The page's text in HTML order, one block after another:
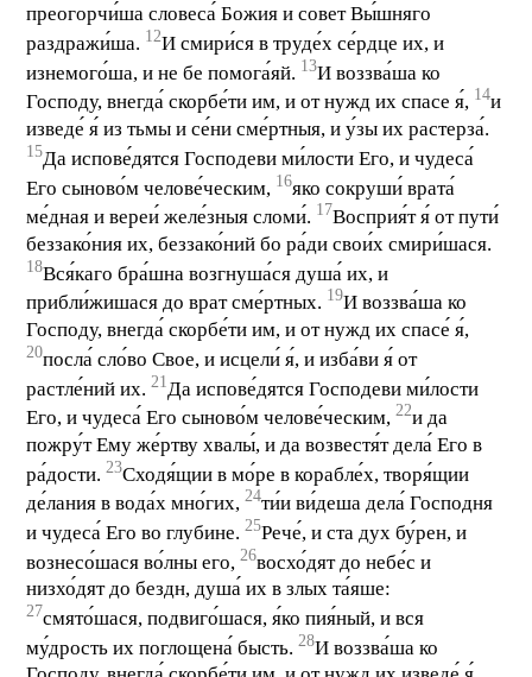
преогорчи́ша словеса́ Божия и совет Вы́шняго
раздражи́ша. 12И смири́ся в труде́х се́рдце их, и
изнемого́ша, и не бе помога́яй. 13И воззва́ша ко
Господу, внегда́ скорбе́ти им, и от нужд их спасе я́, 14и
изведе́ я́ из тьмы и се́ни сме́ртныя, и у́зы их растерза́.
15Да испове́дятся Господеви ми́лости Его, и чудеса́
Его сыново́м челове́ческим, 16яко сокруши́ врата́
ме́дная и вереи́ желе́зныя сломи́. 17Восприя́т я́ от пути́
беззако́ния их, беззако́ний бо ра́ди свои́х смири́шася.
18Вся́каго бра́шна возгнуша́ся душа́ их, и
прибли́жишася до врат сме́ртных. 19И воззва́ша ко
Господу, внегда́ скорбе́ти им, и от нужд их спасе́ я́,
20посла́ сло́во Свое, и исцели́ я́, и изба́ви я́ от
растле́ний их.21 Да испове́дятся Господеви ми́лости
Его, и чудеса́ Его сыново́м челове́ческим,22и да
пожру́т Ему же́ртву хвалы́, и да возвестя́т дела́ Его в
ра́дости.23Сходя́щии в мо́ре в корабле́х, творя́щии
де́лания в вода́х мно́гих,24ти́и ви́деша дела́ Господня
и чудеса́ Его во глубине.25Рече́, и ста дух бу́рен, и
вознесо́шася во́лны его,26восхо́дят до небе́с и
низхо́дят до бездн, душа́ их в злых та́яше:
27смято́шася, подвиго́шася, я́ко пия́ный, и вся
му́дрость их поглощена́ бысть.28И воззва́ша ко